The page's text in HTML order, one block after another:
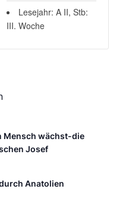
Lesejahr: A II, Stb:
III. Woche
Mensch wächst-die
Josef
Anatolien